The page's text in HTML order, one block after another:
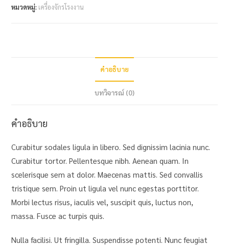
หมวดหมู่: เครื่องจักรโรงงาน
คำอธิบาย
บทวิจารณ์ (0)
คำอธิบาย
Curabitur sodales ligula in libero. Sed dignissim lacinia nunc.
Curabitur tortor. Pellentesque nibh. Aenean quam. In
scelerisque sem at dolor. Maecenas mattis. Sed convallis
tristique sem. Proin ut ligula vel nunc egestas porttitor.
Morbi lectus risus, iaculis vel, suscipit quis, luctus non,
massa. Fusce ac turpis quis.
Nulla facilisi. Ut fringilla. Suspendisse potenti. Nunc feugiat